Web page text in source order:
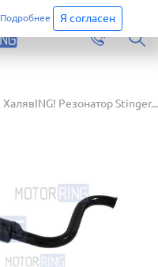
Перейти
ХалявING! Резонатор Stinger...
Подробнее Я согласен